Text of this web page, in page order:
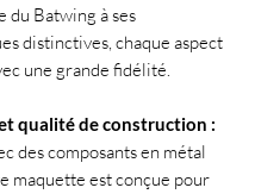
du Batwing à ses
distinctives, chaque aspect
une grande fidélité.
qualité de construction :
des composants en métal
maquette est conçue pour